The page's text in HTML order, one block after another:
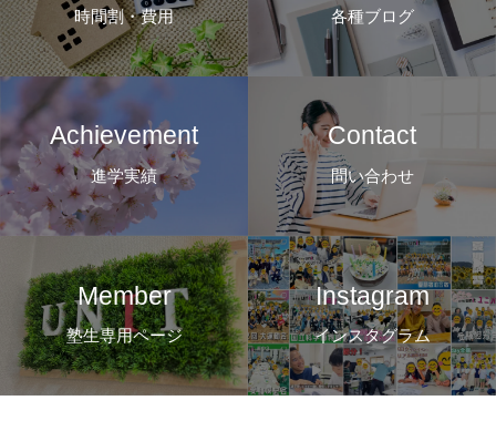
時間割・費用 各種ブログ
Achievement
進学実績
Contact
問い合わせ
Member
塾生専用ページ
Instagram
インスタグラム